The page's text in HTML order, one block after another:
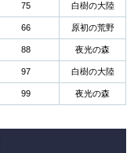
75 白樹の大陸
66 原初の荒野
88 夜光の森
97 白樹の大陸
99 夜光の森